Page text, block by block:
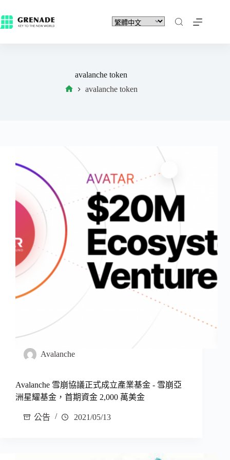
avalanche token
avalanche token
Avalanche
Avalanche 雪崩協議正式成立產業基金 - 雪崩亞
洲星耀基金，首期資金 2,000 萬美金
公告 2021/05/13